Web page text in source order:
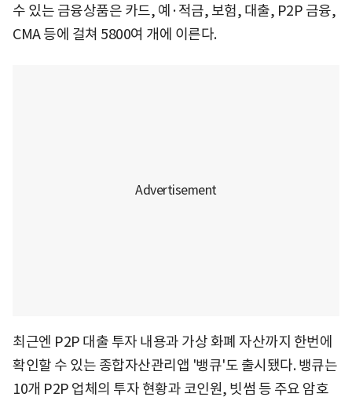
수 있는 금융상품은 카드, 예·적금, 보험, 대출, P2P 금융,
CMA 등에 걸쳐 5800여 개에 이른다.
최근엔 P2P 대출 투자 내용과 가상 화폐 자산까지 한번에
확인할 수 있는 종합자산관리앱 '뱅큐'도 출시됐다. 뱅큐는
10개 P2P 업체의 투자 현황과 코인원, 빗썸 등 주요 암호